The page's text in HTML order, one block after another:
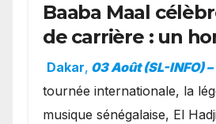
Baaba Maal
de carrière : un
exceptionnel à
présence de la
royale.
Dakar, 03 Août (SL-INFO) –
tournée internationale, la
musique sénégalaise, El